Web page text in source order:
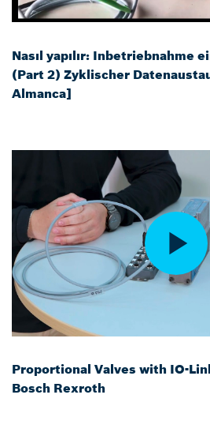
Nasıl yapılır: Inbetriebnahme
(Part 2) Zyklischer
Almanca]
Proportional Valves with IO-
Bosch Rexroth